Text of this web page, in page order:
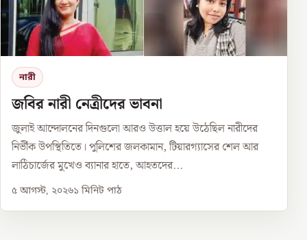
নারী
জবির নারী নেত্রীদের ভাবনা
জুলাই আন্দোলনের দিনগুলো আরও উত্তাল হয়ে উঠেছিল নারীদের
নির্ভীক উপস্থিতিতে। পুলিশের জলকামান, টিয়ারগ্যাসের শেল আর
লাঠিচার্জের মুখেও ব্যানার হাতে, আহতদের...
৫ আগস্ট, ২০২৬১ মিনিট পাঠ